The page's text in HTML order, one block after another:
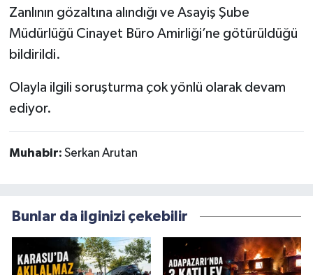
Zanlının gözaltına alındığı ve Asayiş Şube
Müdürlüğü Cinayet Büro Amirliği’ne götürüldüğü
bildirildi.
Olayla ilgili soruşturma çok yönlü olarak devam
ediyor.
Muhabir: Serkan Arutan
Bunlar da ilginizi çekebilir